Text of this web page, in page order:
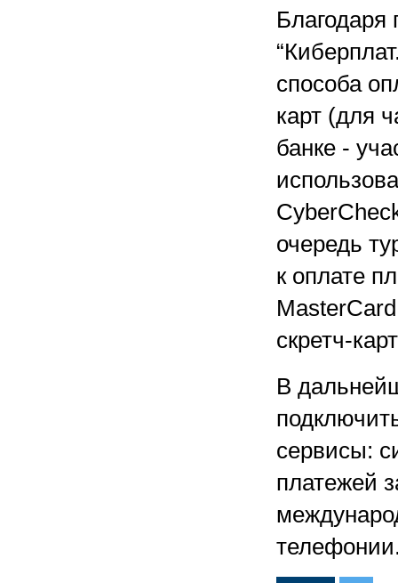
Благодаря
способа
карт (для
банке -
очередь
к оплате
скретч-
В
сервисы:
платежей